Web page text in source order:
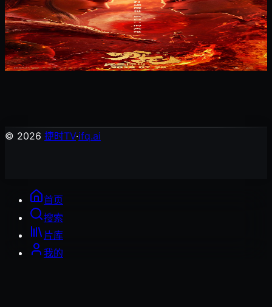
哪吒之魔童降世
剧情片
© 2026 捷时TV·ifq.ai
首页
搜索
片库
我的